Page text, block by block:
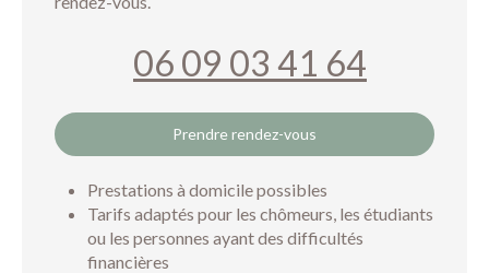
06 09 03 41 64
Prendre rendez-vous
Prestations à domicile possibles
Tarifs adaptés pour les chômeurs, les étudiants
ou les personnes ayant des difficultés
financières